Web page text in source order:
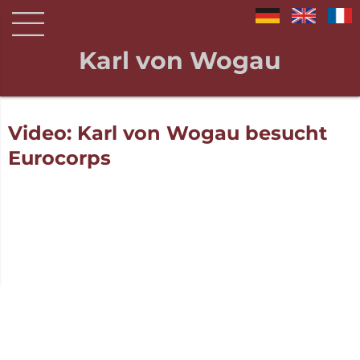
Karl von Wogau
Video: Karl von Wogau besucht
Eurocorps